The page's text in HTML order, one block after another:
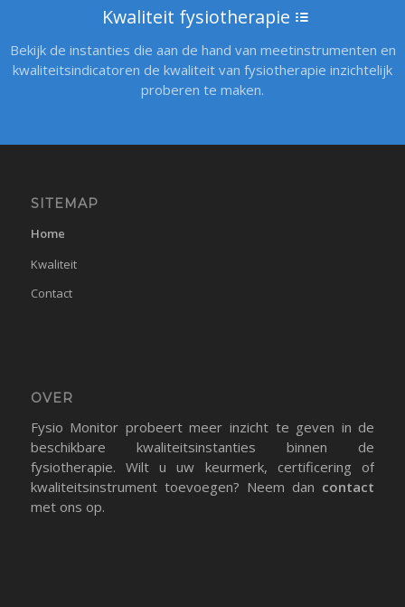
Kwaliteit fysiotherapie
Bekijk de instanties die aan de hand van meetinstrumenten en
kwaliteitsindicatoren de kwaliteit van fysiotherapie inzichtelijk
proberen te maken.
SITEMAP
Home
Kwaliteit
Contact
OVER
Fysio Monitor probeert meer inzicht te geven in de
beschikbare kwaliteitsinstanties binnen de
fysiotherapie. Wilt u uw keurmerk, certificering of
kwaliteitsinstrument toevoegen? Neem dan contact
met ons op.